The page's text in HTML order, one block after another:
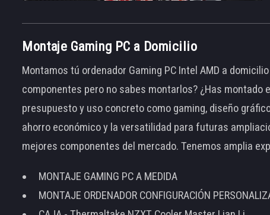
Montaje Gaming PC a Domicilio
Montamos tú ordenador Gaming PC Intel AMD a
componentes pero no sabes montarlos? ¿Has
presupuesto y uso concreto como gaming, diseño
ahorro económico y la versatilidad para futuras
mejores componentes del mercado. Tenemos amplia
MONTAJE GAMING PC A MEDIDA
MONTAJE ORDENADOR CONFIGURACIÓN